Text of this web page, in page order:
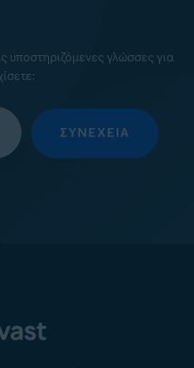
υποστηριζόμενες γλώσσες για
ΣΥΝΈΧΕΙΑ